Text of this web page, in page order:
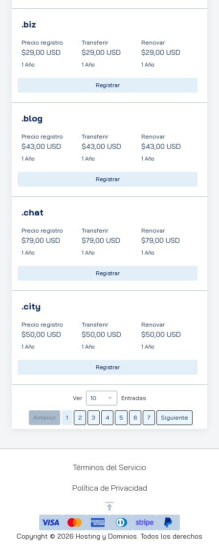
.biz
Precio registro
$29,00 USD
1 Año
Transferir
$29,00 USD
1 Año
Renovar
$29,00 USD
1 Año
Registrar
.blog
Precio registro
$43,00 USD
1 Año
Transferir
$43,00 USD
1 Año
Renovar
$43,00 USD
1 Año
Registrar
.chat
Precio registro
$79,00 USD
1 Año
Transferir
$79,00 USD
1 Año
Renovar
$79,00 USD
1 Año
Registrar
.city
Precio registro
$50,00 USD
1 Año
Transferir
$50,00 USD
1 Año
Renovar
$50,00 USD
1 Año
Registrar
Anterior 1 2 3 4 5 6 7 Siguiente
Ver Entradas
Copyright © 2026 Hosting y Dominios. Todos los derechos
Términos del Servicio
Política de Privacidad